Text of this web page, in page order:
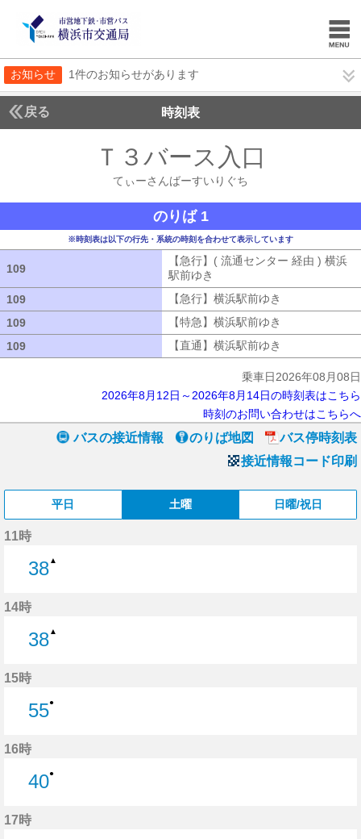
お知らせ 1件のお知らせがあります
戻る 時刻表
Ｔ３バース入口
てぃーさんばーすいりぐち
のりば 1
※時刻表は以下の行先・系統の時刻を合わせて表示しています
109
【急行】( 流通センター 経由 ) 横浜
駅前ゆき
109
【急行】横浜駅前ゆき
109
【特急】横浜駅前ゆき
109
【直通】横浜駅前ゆき
乗車日2026年08月08日
2026年8月12日～2026年8月14日の時刻表はこちら
時刻のお問い合わせはこちらへ
バスの接近情報 のりば地図
バス停時刻表
接近情報コード印刷
平日 土曜 日曜/祝日
11時
38▲
14時
38▲
15時
55●
16時
40●
17時